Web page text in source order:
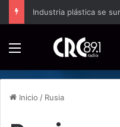
Industria plástica se
Inicio / Rusia